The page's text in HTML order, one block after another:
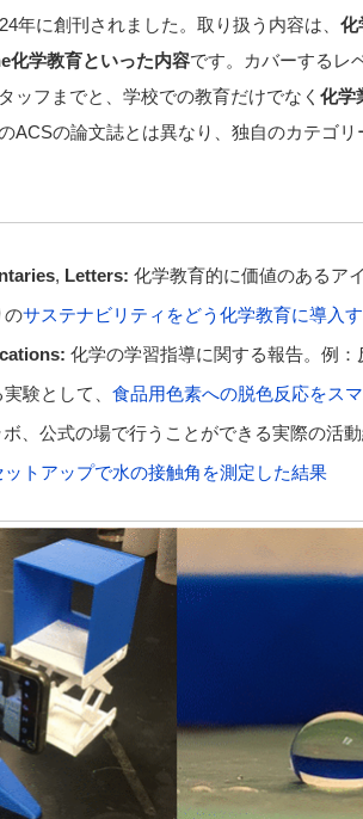
年に創刊されました。取り扱う内容は、 化
化学教育といった内容です。カバーするレ
ッフまでと、学校での教育だけでなく 化学
ACSの論文誌とは異なり、独自のカテゴ
, Letters: 化学教育的に価値のあるア
のサステナビリティをどう化学教育に導入
化学の学習指導に関する報告。例：
験として、 食品用色素への脱色反応をス
、公式の場で行うことができる実際の活動
トアップで水の接触角を測定した結果